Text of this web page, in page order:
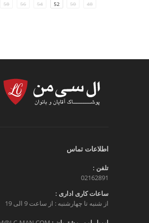
48
50
52
54
56
58
اطلاعات تماس
تلفن :
02162891
ساعات کاری اداری :
از شنبه تا چهارشنبه : از ساعت 9 الی 19